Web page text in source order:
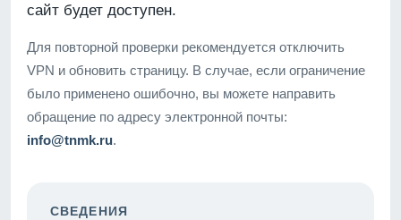
сайт будет доступен.
Для повторной проверки рекомендуется отключить
VPN и обновить страницу. В случае, если ограничение
было применено ошибочно, вы можете направить
обращение по адресу электронной почты:
info@tnmk.ru.
СВЕДЕНИЯ